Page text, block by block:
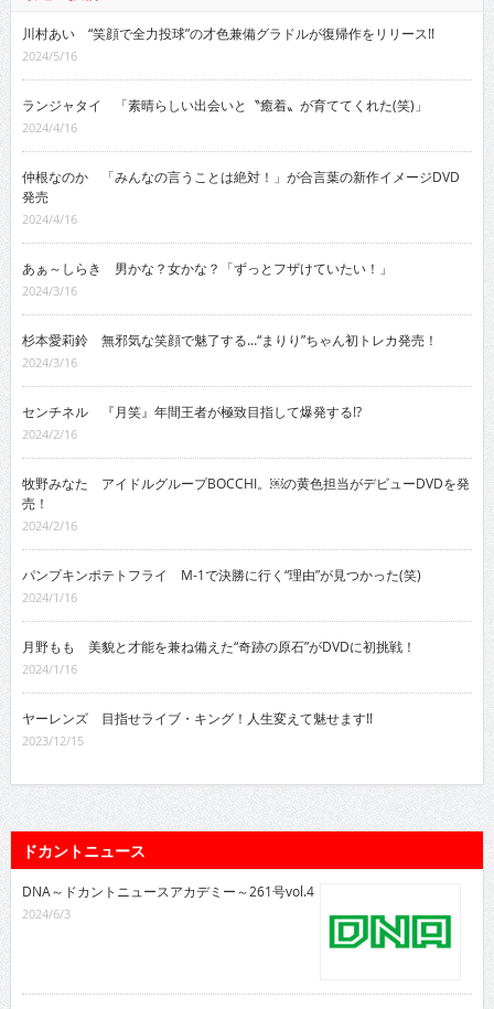
川村あい “笑顔で全力投球”の才色兼備グラドルが復帰作をリリース!!
2024/5/16
ランジャタイ 「素晴らしい出会いと〝癒着〟が育ててくれた(笑)」
2024/4/16
仲根なのか 「みんなの言うことは絶対！」が合言葉の新作イメージDVD
発売
2024/4/16
あぁ～しらき 男かな？女かな？「ずっとフザけていたい！」
2024/3/16
杉本愛莉鈴 無邪気な笑顔で魅了する…“まりり”ちゃん初トレカ発売！
2024/3/16
センチネル 『月笑』年間王者が極致目指して爆発する!?
2024/2/16
牧野みなた アイドルグループBOCCHI。￼の黄色担当がデビューDVDを発
売！
2024/2/16
パンプキンポテトフライ M-1で決勝に行く“理由”が見つかった(笑)
2024/1/16
月野もも 美貌と才能を兼ね備えた“奇跡の原石”がDVDに初挑戦！
2024/1/16
ヤーレンズ 目指せライブ・キング！人生変えて魅せます!!
2023/12/15
ドカントニュース
DNA～ドカントニュースアカデミー～261号vol.4
2024/6/3